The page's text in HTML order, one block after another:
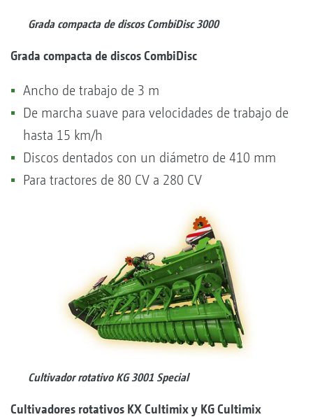
Grada compacta de discos CombiDisc 3000
Grada compacta de discos CombiDisc
Ancho de trabajo de 3 m
De marcha suave para velocidades de trabajo de
hasta 15 km/h
Discos dentados con un diámetro de 410 mm
Para tractores de 80 CV a 280 CV
Cultivador rotativo KG 3001 Special
Cultivadores rotativos KX Cultimix y KG Cultimix